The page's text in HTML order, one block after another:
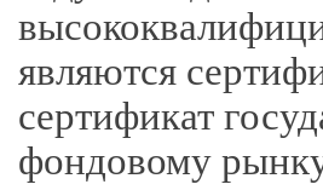
являются
сертификат
фондовому